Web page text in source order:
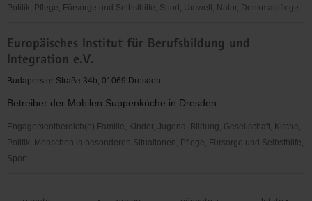
(IBEU)
e.
V.,
und
Umwelt
Politik, Pflege, Fürsorge und Selbsthilfe, Sport, Umwelt, Natur, Denkmalpflege
Einheit
Dresden-
Mitte
Europäisches Institut für Berufsbildung und
Integration e.V.
Budaperster Straße 34b, 01069 Dresden
Betreiber der Mobilen Suppenküche in Dresden
Engagementbereich(e) Familie, Kinder, Jugend, Bildung, Gesellschaft, Kirche,
Politik, Menschen in besonderen Situationen, Pflege, Fürsorge und Selbsthilfe,
Sport